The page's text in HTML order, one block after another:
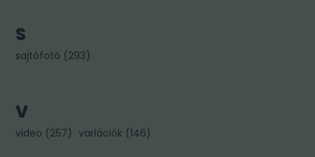
S
sajtófotó (293)
V
video (257) variációk (146)